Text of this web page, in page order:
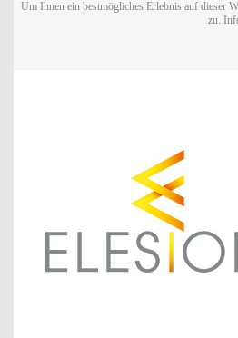
Um Ihnen ein bestmögliches Erlebnis auf dieser
zu.